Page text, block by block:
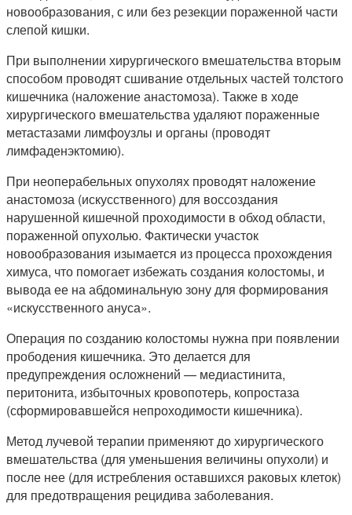
новообразования, с или без резекции пораженной части
слепой кишки.
При выполнении хирургического вмешательства вторым
способом проводят сшивание отдельных частей толстого
кишечника (наложение анастомоза). Также в ходе
хирургического вмешательства удаляют пораженные
метастазами лимфоузлы и органы (проводят
лимфаденэктомию).
При неоперабельных опухолях проводят наложение
анастомоза (искусственного) для воссоздания
нарушенной кишечной проходимости в обход области,
пораженной опухолью. Фактически участок
новообразования изымается из процесса прохождения
химуса, что помогает избежать создания колостомы, и
вывода ее на абдоминальную зону для формирования
«искусственного ануса».
Операция по созданию колостомы нужна при появлении
прободения кишечника. Это делается для
предупреждения осложнений — медиастинита,
перитонита, избыточных кровопотерь, копростаза
(сформировавшейся непроходимости кишечника).
Метод лучевой терапии применяют до хирургического
вмешательства (для уменьшения величины опухоли) и
после нее (для истребления оставшихся раковых клеток)
для предотвращения рецидива заболевания.